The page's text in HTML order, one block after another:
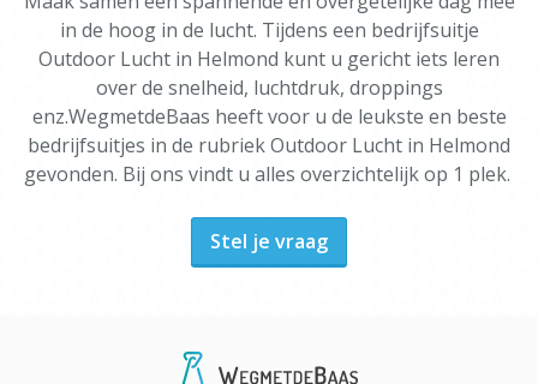
in de hoog in de lucht. Tijdens een bedrijfsuitje
Outdoor Lucht in Helmond kunt u gericht iets leren
over de snelheid, luchtdruk, droppings
enz.WegmetdeBaas heeft voor u de leukste en beste
bedrijfsuitjes in de rubriek Outdoor Lucht in Helmond
gevonden. Bij ons vindt u alles overzichtelijk op 1 plek.
Stel je vraag